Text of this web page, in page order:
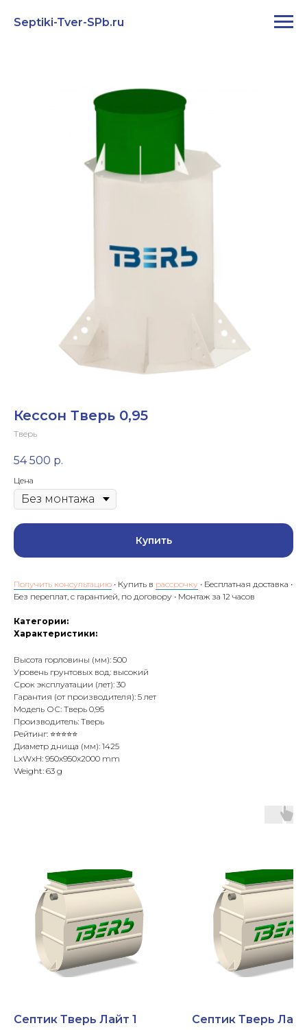
Septiki-Tver-SPb.ru
Кессон Тверь 0,95
Тверь
54 500 р.
Цена
Купить
Получить консультацию • Купить в рассрочку • Бесплатная доставка •
Без переплат, с гарантией, по договору • Монтаж за 12 часов
Категории:
Характеристики:
Высота горловины (мм): 500
Уровень грунтовых вод: высокий
Срок эксплуатации (лет): 30
Гарантия (от производителя): 5 лет
Модель ОС: Тверь 0,95
Производитель: Тверь
Рейтинг: ⭐⭐⭐⭐⭐
Диаметр днища (мм): 1425
LxWxH: 950x950x2000 mm
Weight: 63 g
Септик Тверь Лайт 1 Септик Тверь